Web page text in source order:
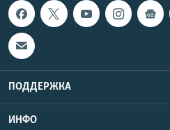
ПОДДЕРЖКА
ИНФО